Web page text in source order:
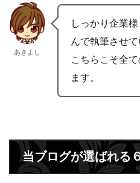
あきよし
しっかり企業
んで執筆させて
こちらこそ全
ます。
当ブログが選ばれる